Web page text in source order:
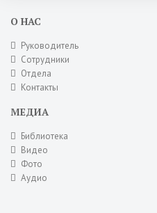
О НАС
Руководитель
Сотрудники
Отдела
Контакты
МЕДИА
Библиотека
Видео
Фото
Аудио